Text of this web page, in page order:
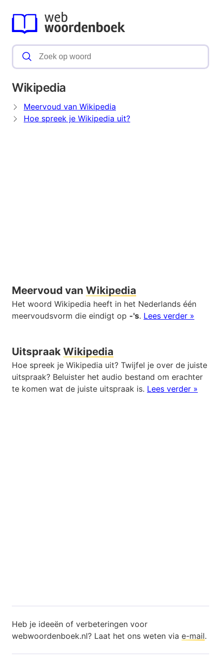
Wikipedia
Meervoud van Wikipedia
Hoe spreek je Wikipedia uit?
Meervoud van Wikipedia
Het woord Wikipedia heeft in het Nederlands één
meervoudsvorm die eindigt op -'s. Lees verder »
Uitspraak Wikipedia
Hoe spreek je Wikipedia uit? Twijfel je over de juiste
uitspraak? Beluister het audio bestand om erachter
te komen wat de juiste uitspraak is. Lees verder »
Heb je ideeën of verbeteringen voor
webwoordenboek.nl? Laat het ons weten via e-mail.